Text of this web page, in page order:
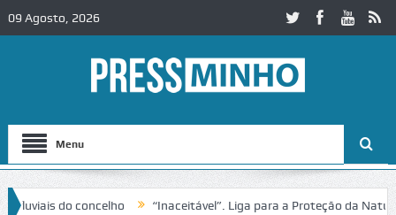
09 Agosto, 2026
Menu
do concelho “Inaceitável”. Liga para a Proteção da Natureza